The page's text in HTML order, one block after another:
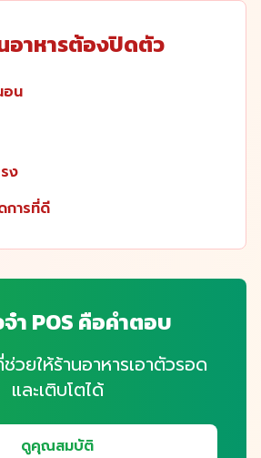
อาหารต้องปิดตัว
อน
ง
การที่ดี
า POS คือคำตอบ
วยให้ร้านอาหารเอาตัวรอด
และเติบโตได้
ดูคุณสมบัติ